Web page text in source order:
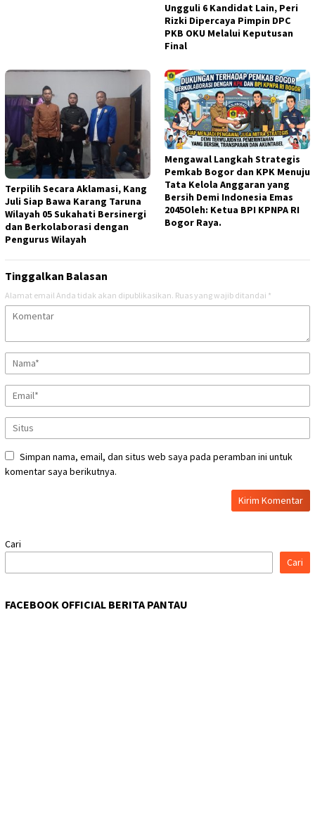
Ungguli 6 Kandidat Lain, Peri
Rizki Dipercaya Pimpin DPC
PKB OKU Melalui Keputusan
Final
Terpilih Secara Aklamasi, Kang
Juli Siap Bawa Karang Taruna
Wilayah 05 Sukahati Bersinergi
dan Berkolaborasi dengan
Pengurus Wilayah
Mengawal Langkah Strategis
Pemkab Bogor dan KPK Menuju
Tata Kelola Anggaran yang
Bersih Demi Indonesia Emas
2045Oleh: Ketua BPI KPNPA RI
Bogor Raya.
Tinggalkan Balasan
Alamat email Anda tidak akan dipublikasikan. Ruas yang wajib ditandai *
Simpan nama, email, dan situs web saya pada peramban ini untuk
komentar saya berikutnya.
Cari
Cari
FACEBOOK OFFICIAL BERITA PANTAU